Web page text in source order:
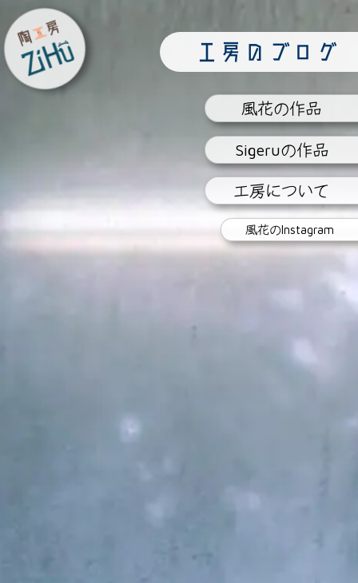
陶工房
ZiHu 工房のブログ
風花の作品
Sigeruの作品
工房について
風花のInstagram